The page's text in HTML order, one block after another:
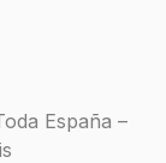
España –